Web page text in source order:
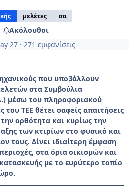
μελέτες σα
Ακόλουθοι
27 · 271 εμφανίσεις
που υποβάλλουν
στα Συμβούλια
μέσω του πληροφοριακού
του ΤΕΕ θέτει σαφείς απαιτήσεις
ορθότητα και κυρίως την
των κτιρίων στο φυσικό και
τους. Δίνει ιδιαίτερη έμφαση
στα όρια οικισμών και
με το ευρύτερο τοπίο